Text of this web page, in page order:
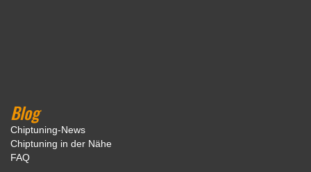
Blog
Chiptuning-News
Chiptuning in der Nähe
FAQ